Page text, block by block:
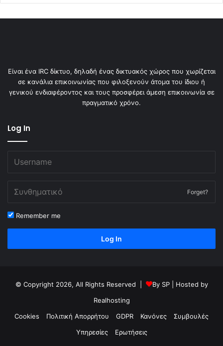
Είναι ένα IRC δίκτυο, δηλαδή ένας δικτυακός χώρος που χωρίζεται
σε κανάλια επικοινωνίας που φιλοξενούν άτομα του ίδιου ή
γενικού ενδιαφέροντος και τους προσφέρει άμεση επικοινωνία σε
πραγματικό χρόνο.
Log In
Forget?
Remember me
Log In
© Copyright 2026, All Rights Reserved | By SP| Hosted by
Realhosting
Cookies
Πολιτική Απορρήτου GDPR Κανόνες
Συμβουλές
Υπηρεσίες
Ερωτήσεις